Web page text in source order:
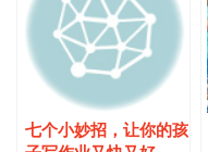
七个小妙招，让你的孩